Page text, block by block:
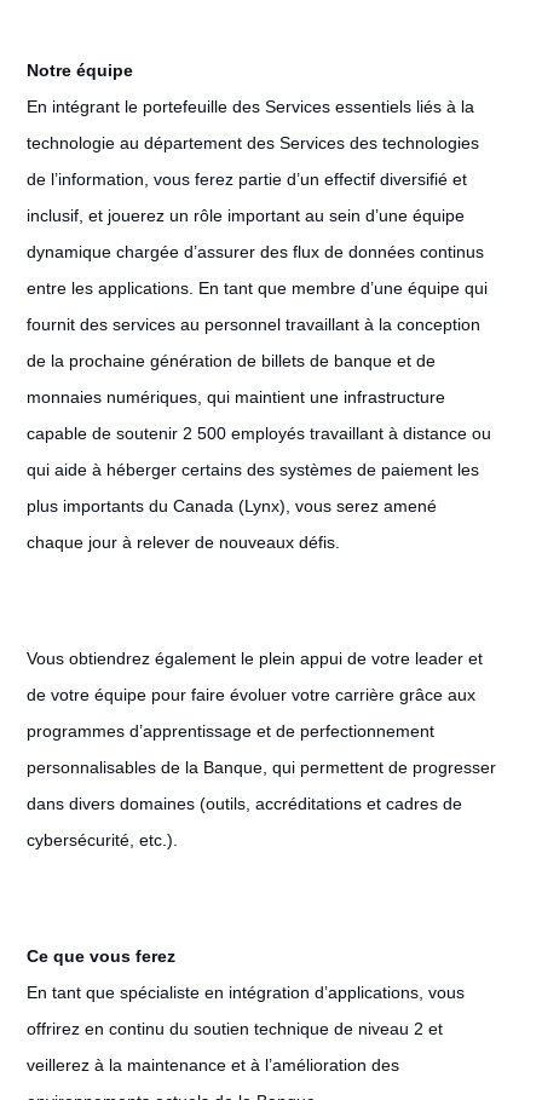
Notre équipe
En intégrant le portefeuille des Services essentiels liés à la
technologie au département des Services des technologies
de l’information, vous ferez partie d’un effectif diversifié et
inclusif, et jouerez un rôle important au sein d’une équipe
dynamique chargée d’assurer des flux de données continus
entre les applications. En tant que membre d’une équipe qui
fournit des services au personnel travaillant à la conception
de la prochaine génération de billets de banque et de
monnaies numériques, qui maintient une infrastructure
capable de soutenir 2 500 employés travaillant à distance ou
qui aide à héberger certains des systèmes de paiement les
plus importants du Canada (Lynx), vous serez amené
chaque jour à relever de nouveaux défis.
Vous obtiendrez également le plein appui de votre leader et
de votre équipe pour faire évoluer votre carrière grâce aux
programmes d’apprentissage et de perfectionnement
personnalisables de la Banque, qui permettent de progresser
dans divers domaines (outils, accréditations et cadres de
cybersécurité, etc.).
Ce que vous ferez
En tant que spécialiste en intégration d’applications, vous
offrirez en continu du soutien technique de niveau 2 et
veillerez à la maintenance et à l’amélioration des